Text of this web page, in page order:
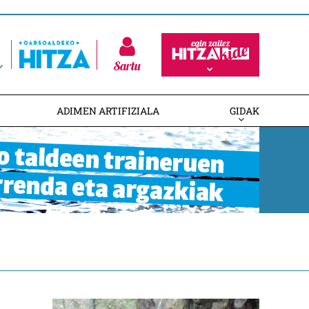
Sartu
ADIMEN ARTIFIZIALA GIDAK